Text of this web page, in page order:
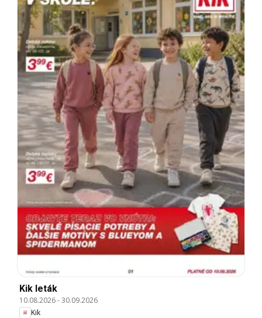
Kik leták
10.08.2026-30.09.2026
Kik